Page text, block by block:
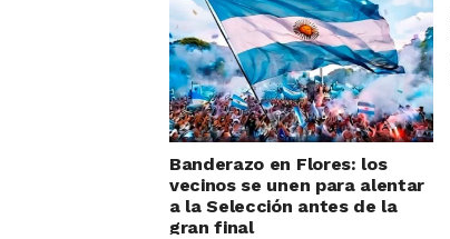
Banderazo en Flores: los
vecinos se unen para alentar
a la Selección antes de la
gran final